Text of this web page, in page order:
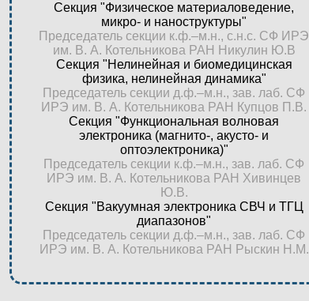
Секция "Физическое материаловедение,
микро- и наноструктуры"
Председатель секции к.ф.–м.н., с.н.с. СФ ИРЭ
им. В. А. Котельникова РАН Никулин Ю.В
Секция "Нелинейная и биомедицинская
физика, нелинейная динамика"
Председатель секции д.ф.–м.н., зав. лаб. СФ
ИРЭ им. В. А. Котельникова РАН Купцов П.В.
Секция "Функциональная волновая
электроника (магнито-, акусто- и
оптоэлектроника)"
Председатель секции к.ф.–м.н., зав. лаб. СФ
ИРЭ им. В. А. Котельникова РАН Хивинцев
Ю.В.
Секция "Вакуумная электроника СВЧ и ТГЦ
диапазонов"
Председатель секции д.ф.–м.н., зав. лаб. СФ
ИРЭ им. В. А. Котельникова РАН Рыскин Н.М.